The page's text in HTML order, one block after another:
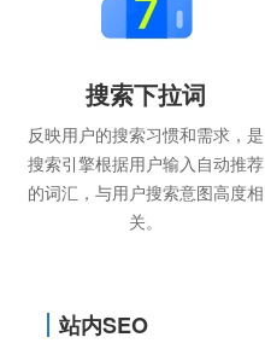
搜索下拉词
反映用户的搜索习惯和需求，是
搜索引擎根据用户输入自动推荐
的词汇，与用户搜索意图高度相
关。
站内SEO